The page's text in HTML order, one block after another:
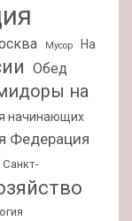
Мусор
На
Обед
на
начинающих
Федерация
Санкт-